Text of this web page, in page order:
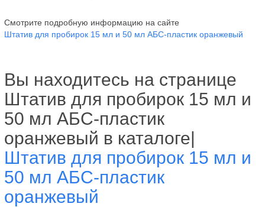
Смотрите подробную информацию на сайте
Штатив для пробирок 15 мл и 50 мл АБС-пластик оранжевый
Вы находитесь на странице
Штатив для пробирок 15 мл и
50 мл АБС-пластик
оранжевый в каталоге|
Штатив для пробирок 15 мл и
50 мл АБС-пластик
оранжевый